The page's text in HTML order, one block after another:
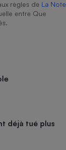
règles de La Note
entre Que
déjà tué plus